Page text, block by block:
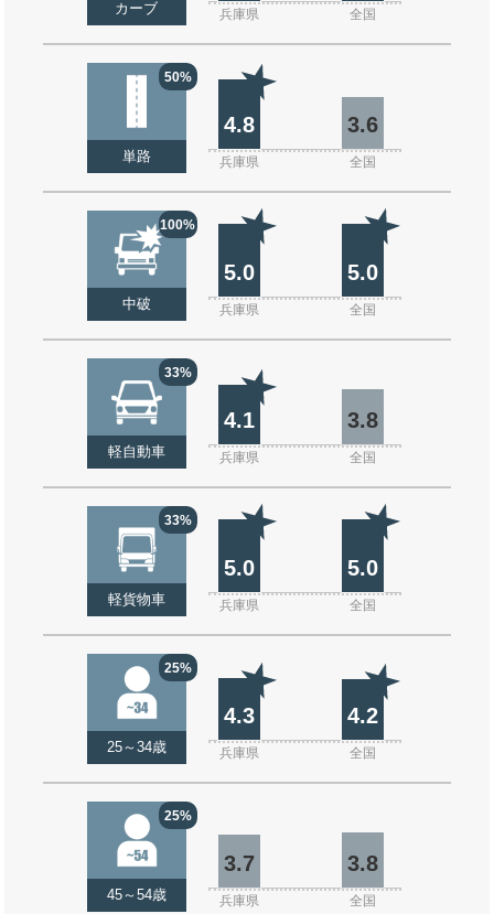
カーブ 兵庫県 全国
50%
単路
4.8 3.6
兵庫県 全国
100%
中破
5.0 5.0
兵庫県 全国
33%
軽自動車
4.1 3.8
兵庫県 全国
33%
軽貨物車
5.0 5.0
兵庫県 全国
25%
25～34歳
4.3 4.2
兵庫県 全国
25%
45～54歳
3.7 3.8
兵庫県 全国